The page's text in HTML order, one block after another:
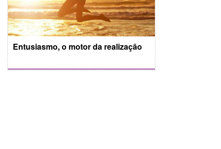
Entusiasmo, o motor da realização